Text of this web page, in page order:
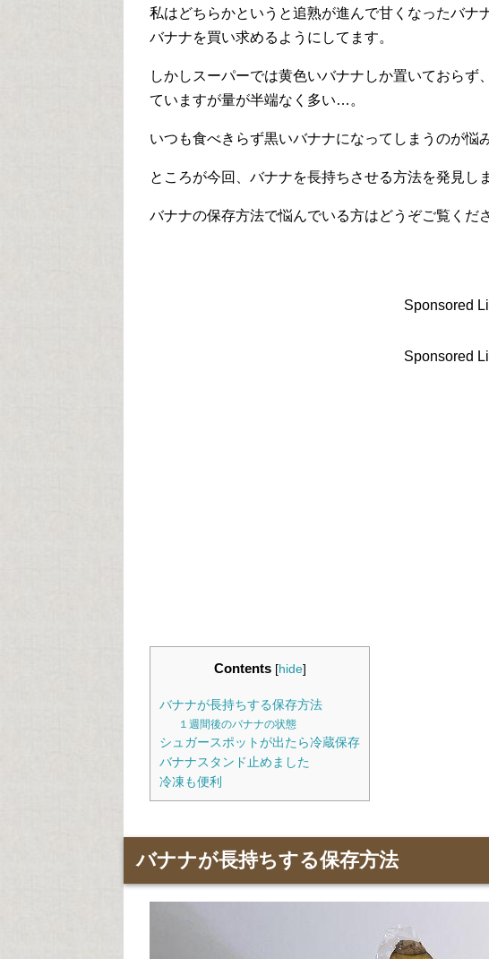
私はどちらかというと追熟が進んで甘くなったバナ
バナナを買い求めるようにしてます。
しかしスーパーでは黄色いバナナしか置いておらず、
ていますが量が半端なく多い…。
いつも食べきらず黒いバナナになってしまうのが悩
ところが今回、バナナを長持ちさせる方法を発見し
バナナの保存方法で悩んでいる方はどうぞご覧くだ
Sponsored
Sponsored
Contents [hide]
バナナが長持ちする保存方法
１週間後のバナナの状態
シュガースポットが出たら冷蔵保存
バナナスタンド止めました
冷凍も便利
バナナが長持ちする保存方法